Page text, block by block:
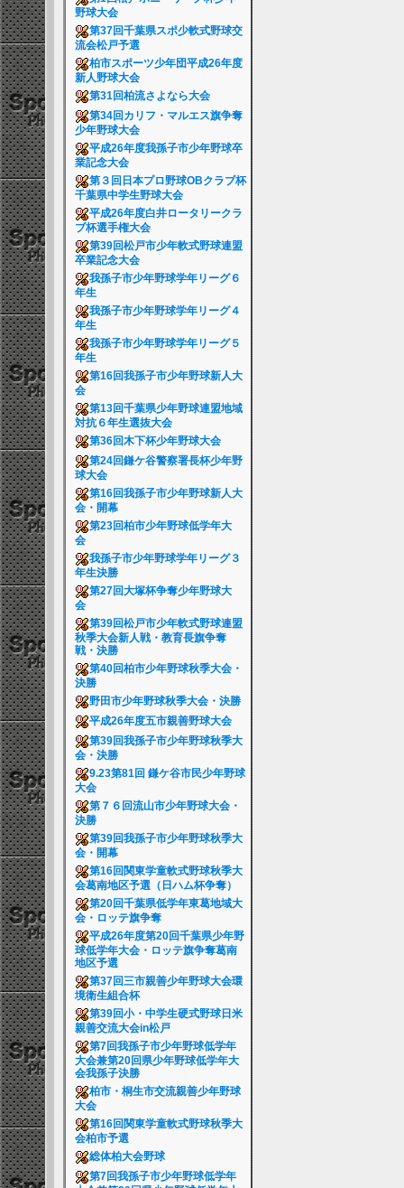
野球大会
第37回千葉県スポ少軟式野球交
流会松戸予選
柏市スポーツ少年団平成26年度
新人野球大会
第31回柏流さよなら大会
第34回カリフ・マルエス旗争奪
少年野球大会
平成26年度我孫子市少年野球卒
業記念大会
第３回日本プロ野球OBクラブ杯
千葉県中学生野球大会
平成26年度白井ロータリークラ
ブ杯選手権大会
第39回松戸市少年軟式野球連盟
卒業記念大会
我孫子市少年野球学年リーグ６
年生
我孫子市少年野球学年リーグ４
年生
我孫子市少年野球学年リーグ５
年生
第16回我孫子市少年野球新人大
会
第13回千葉県少年野球連盟地域
対抗６年生選抜大会
第36回木下杯少年野球大会
第24回鎌ケ谷警察署長杯少年野
球大会
第16回我孫子市少年野球新人大
会・開幕
第23回柏市少年野球低学年大
会
我孫子市少年野球学年リーグ３
年生決勝
第27回大塚杯争奪少年野球大
会
第39回松戸市少年軟式野球連盟
秋季大会新人戦・教育長旗争奪
戦・決勝
第40回柏市少年野球秋季大会・
決勝
野田市少年野球秋季大会・決勝
平成26年度五市親善野球大会
第39回我孫子市少年野球秋季大
会・決勝
9.23第81回 鎌ケ谷市民少年野球
大会
第７６回流山市少年野球大会・
決勝
第39回我孫子市少年野球秋季大
会・開幕
第16回関東学童軟式野球秋季大
会葛南地区予選（日ハム杯争奪）
第20回千葉県低学年東葛地域大
会・ロッテ旗争奪
平成26年度第20回千葉県少年野
球低学年大会・ロッテ旗争奪葛南
地区予選
第37回三市親善少年野球大会環
境衛生組合杯
第39回小・中学生硬式野球日米
親善交流大会in松戸
第7回我孫子市少年野球低学年
大会兼第20回県少年野球低学年大
会我孫子決勝
柏市・桐生市交流親善少年野球
大会
第16回関東学童軟式野球秋季大
会柏市予選
総体柏大会野球
第7回我孫子市少年野球低学年